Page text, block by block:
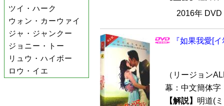
ツイ・ハーク
ウォン・カーウァイ
ジャ・ジャンクー
ジョニー・トー
リュウ・ハイボー
ロウ・イエ
2016年
『如果我愛[
（リージョン
幕：中文簡体字
【解説】 明道(